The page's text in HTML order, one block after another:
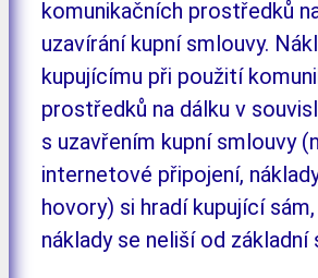
komunikačních prostředků
uzavírání kupní smlouvy.
kupujícímu při použití
prostředků na dálku v
s uzavřením kupní smlouvy
internetové připojení,
hovory) si hradí kupující
náklady se neliší od základní